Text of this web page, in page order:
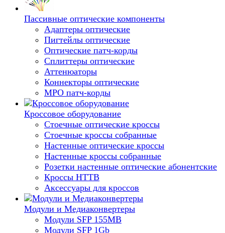
Пассивные оптические компоненты
Адаптеры оптические
Пигтейлы оптические
Оптические патч-корды
Сплиттеры оптические
Аттенюаторы
Коннекторы оптические
MPO патч-корды
Кроссовое оборудование
Стоечные оптические кроссы
Стоечные кроссы собранные
Настенные оптические кроссы
Настенные кроссы собранные
Розетки настенные оптические абонентские
Кроссы HTTB
Аксессуары для кроссов
Модули и Медиаконвертеры
Модули SFP 155MB
Модули SFP 1Gb